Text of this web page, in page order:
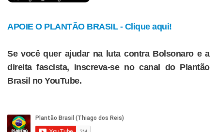
APOIE O PLANTÃO BRASIL - Clique aqui!
Se você quer ajudar na luta contra Bolsonaro e a
direita fascista, inscreva-se no canal do Plantão
Brasil no YouTube.